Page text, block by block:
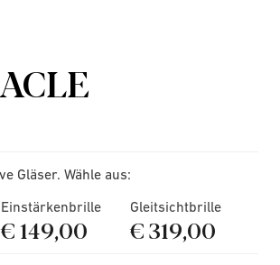
Gläser. Wähle aus:
Einstärkenbrille
€ 149,00
Gleitsichtbrille
€ 319,00